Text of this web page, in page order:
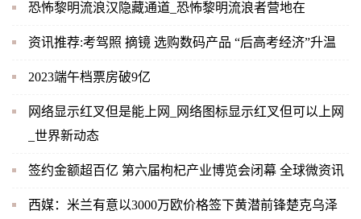
恐怖黎明流浪汉隐藏通道_恐怖黎明流浪者营地在
资讯推荐:考驾照 摘镜 选购数码产品 “后高考经济”升温
2023端午档票房破9亿
网络显示红叉但是能上网_网络图标显示红叉但可以上网
_世界新动态
签约金额超百亿 第六届枸杞产业博览会闭幕 全球微资讯
西媒：米兰有意以3000万欧价格签下黄潜前锋楚克乌泽